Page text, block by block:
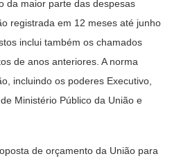
da maior parte das despesas
registrada em 12 meses até junho
inclui também os chamados
de anos anteriores. A norma
incluindo os poderes Executivo,
Ministério Público da União e
de orçamento da União para